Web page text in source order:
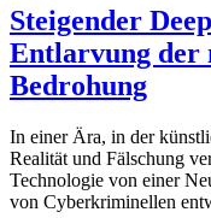
Steigender
Entlarvung der
Bedrohung
In einer Ära, in der
Realität und Fälschung
Technologie von einer
von Cyberkriminellen